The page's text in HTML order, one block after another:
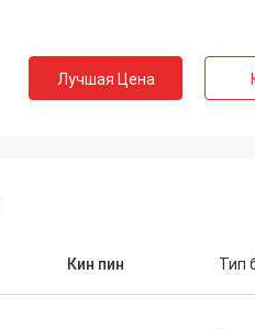
Лучшая Цена
Кин пин Тип